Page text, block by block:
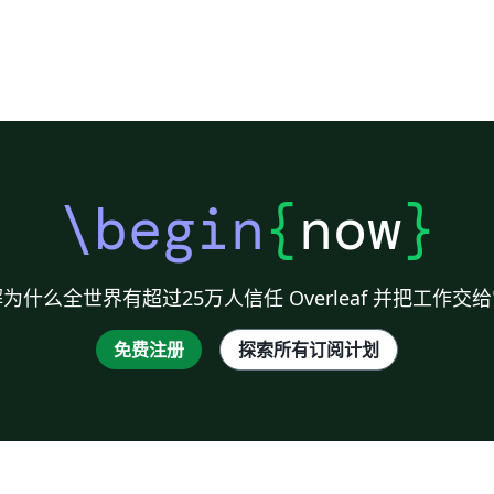
\begin{now}
什么全世界有超过25万人信任 Overleaf 并把工作交
免费注册 探索所有订阅计划